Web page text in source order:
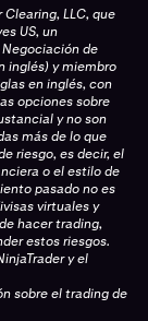
LLC, que
US, un
de
inglés) y miembro
en inglés, con
opciones sobre
y no son
más de lo que
riesgo, es decir, el
o el estilo de
pasado no es
virtuales y
hacer trading,
estos riesgos.
y el
sobre el trading de